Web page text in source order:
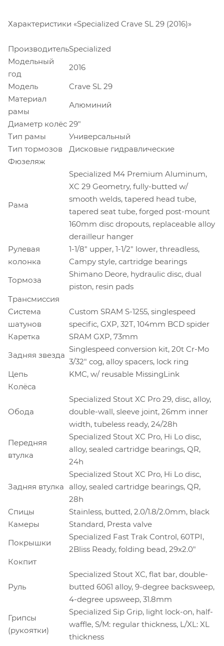
Характеристики «Specialized Crave SL 29 (2016)»
ПроизводительSpecialized
Модельный
год
2016
Модель
Crave SL 29
Материал
рамы
Алюминий
Диаметр колёс 29"
Тип рамы
Универсальный
Тип тормозов
Дисковые гидравлические
Фюзеляж
Рама
Specialized M4 Premium Aluminum,
XC 29 Geometry, fully-butted w/
smooth welds, tapered head tube,
tapered seat tube, forged post-mount
160mm disc dropouts, replaceable alloy
derailleur hanger
Рулевая
колонка
1-1/8" upper, 1-1/2" lower, threadless,
Campy style, cartridge bearings
Тормоза
Shimano Deore, hydraulic disc, dual
piston, resin pads
Трансмиссия
Система
шатунов
Custom SRAM S-1255, singlespeed
specific, GXP, 32T, 104mm BCD spider
Каретка
SRAM GXP, 73mm
Задняя звезда
Singlespeed conversion kit, 20t Cr-Mo
3/32" cog, alloy spacers, lock ring
Цепь
KMC, w/ reusable MissingLink
Колёса
Обода
Specialized Stout XC Pro 29, disc, alloy,
double-wall, sleeve joint, 26mm inner
width, tubeless ready, 24/28h
Передняя
втулка
Specialized Stout XC Pro, Hi Lo disc,
alloy, sealed cartridge bearings, QR,
24h
Задняя втулка
Specialized Stout XC Pro, Hi Lo disc,
alloy, sealed cartridge bearings, QR,
28h
Спицы
Stainless, butted, 2.0/1.8/2.0mm, black
Камеры
Standard, Presta valve
Покрышки
Specialized Fast Trak Control, 60TPI,
2Bliss Ready, folding bead, 29x2.0"
Кокпит
Руль
Specialized Stout XC, flat bar, double-
butted 6061 alloy, 9-degree backsweep,
4-degree upsweep, 31.8mm
Грипсы
(рукоятки)
Specialized Sip Grip, light lock-on, half-
waffle, S/M: regular thickness, L/XL: XL
thickness